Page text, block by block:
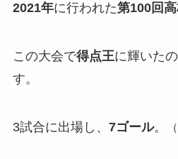
2021年に行われた第100回
この大会で得点王に輝いたの
す。
3試合に出場し、 7ゴール。